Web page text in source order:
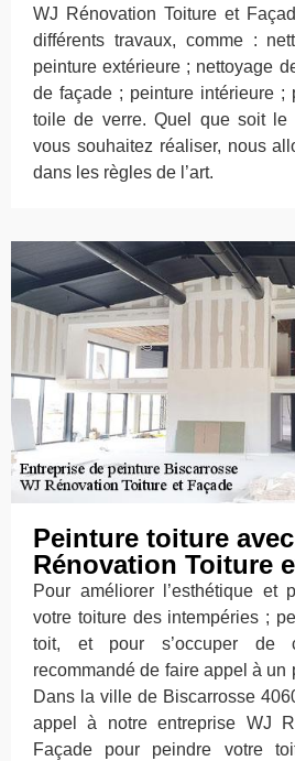
WJ Rénovation Toiture et
différents travaux, comme :
peinture extérieure ; nettoyage
de façade ; peinture intérieure ;
toile de verre. Quel que soit le
vous souhaitez réaliser, nous
dans les règles de l’art.
Peinture toiture
Rénovation Toiture
Pour améliorer l’esthétique et
votre toiture des intempéries ;
toit, et pour s’occuper de
recommandé de faire appel à un
Dans la ville de Biscarrosse
appel à notre entreprise WJ
Façade pour peindre votre